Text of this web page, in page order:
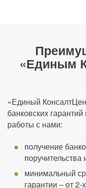
«Единым
«Единый
банковских
работы с нами:
получение
поручительства
минимальный
гарантии – от 2-